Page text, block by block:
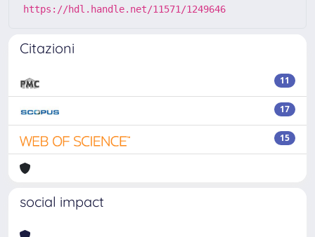
https://hdl.handle.net/11571/1249646
Citazioni
11
17
15
social impact